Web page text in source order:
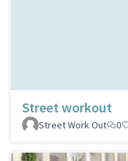
Street workout
Street Work Out
0